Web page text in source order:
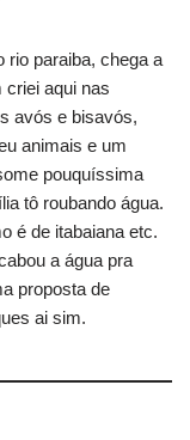
rio paraiba, chega a
criei aqui nas
avós e bisavós,
animais e um
pouquíssima
tô roubando água.
é de itabaiana etc.
a água pra
proposta de
ai sim.